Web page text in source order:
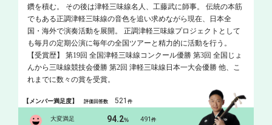
鑽を積む。 その後は津軽三味線名人、工藤武に師事。 伝統の本筋
でもある正調津軽三味線の音色を追い求めながら現在、日本全
国・海外で演奏活動を展開。 正調津軽三味線プロジェクトとして
も毎月の定期公演に毎年の全国ツアーと精力的に活動を行う。
【受賞歴】 第19回 全国津軽三味線コンクール優勝 第3回 全国じょ
んから三味線競技会優勝 第2回 津軽三味線日本一大会優勝 他、こ
れまでに数々の賞を受賞。
【メンバー満足度】評価回答数 521件
大変満足 94.2% 491件